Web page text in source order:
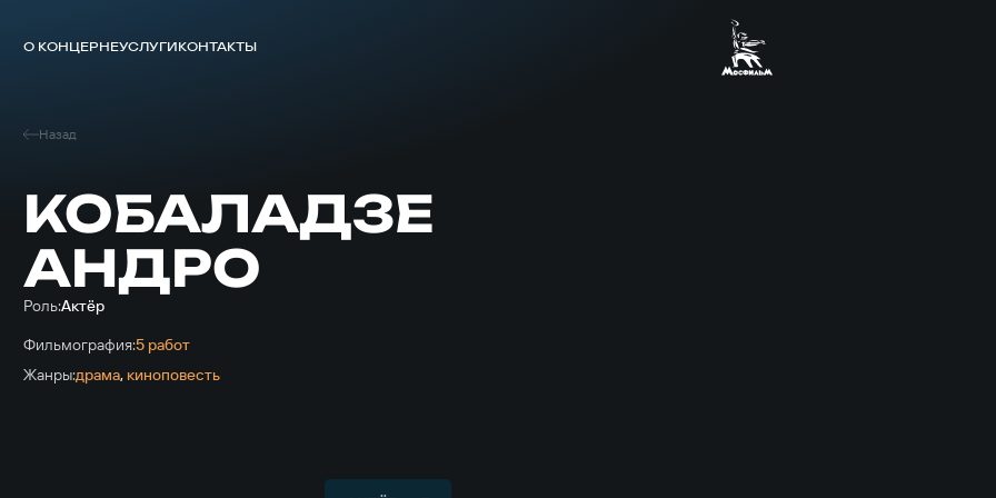
О КОНЦЕРНЕУСЛУГИКОНТАКТЫ
Назад
КОБАЛАДЗЕ
АНДРО
Роль:Актёр
Фильмография:5 работ
Жанры:драма, киноповесть